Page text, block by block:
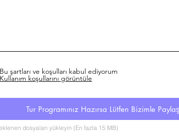
Bu şartları ve koşulları kabul ediyorum
Kullanım koşullarını görüntüle
Tur Programınız Hazırsa Lütfen Bizimle
dosyaları yükleyin (En fazla 15 MB)